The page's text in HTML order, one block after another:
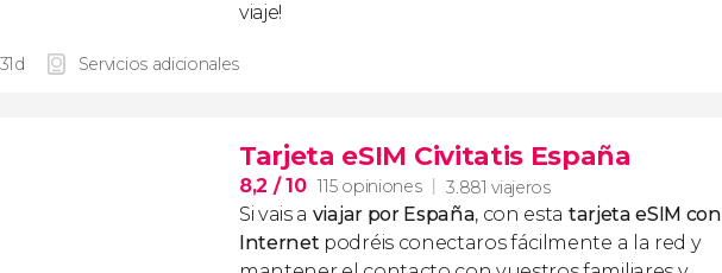
viaje!
Servicios adicionales
Tarjeta eSIM Civitatis España
8,2 / 10 115 opiniones 3.881 viajeros
Si vais a viajar por España, con esta tarjeta eSIM con
Internet podréis conectaros fácilmente a la red y